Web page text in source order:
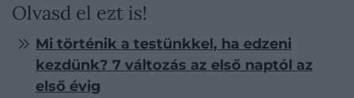
Olvasd el ezt is!
Mi történik a testünkkel, ha edzeni
kezdünk? 7 változás az első naptól az
első évig